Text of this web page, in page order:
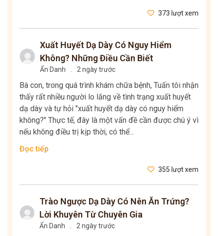
373 lượt xem
Xuất Huyết Dạ Dày Có Nguy Hiểm
Không? Những Điều Cần Biết
Ẩn Danh 2 ngày trước
Bà con, trong quá trình khám chữa bệnh, Tuấn tôi nhận
thấy rất nhiều người lo lắng về tình trạng xuất huyết
dạ dày và tự hỏi "xuất huyết dạ dày có nguy hiểm
không?" Thực tế, đây là một vấn đề cần được chú ý vì
nếu không điều trị kịp thời, có thể...
Đọc tiếp
355 lượt xem
Trào Ngược Dạ Dày Có Nên Ăn Trứng?
Lời Khuyên Từ Chuyên Gia
Ẩn Danh 2 ngày trước